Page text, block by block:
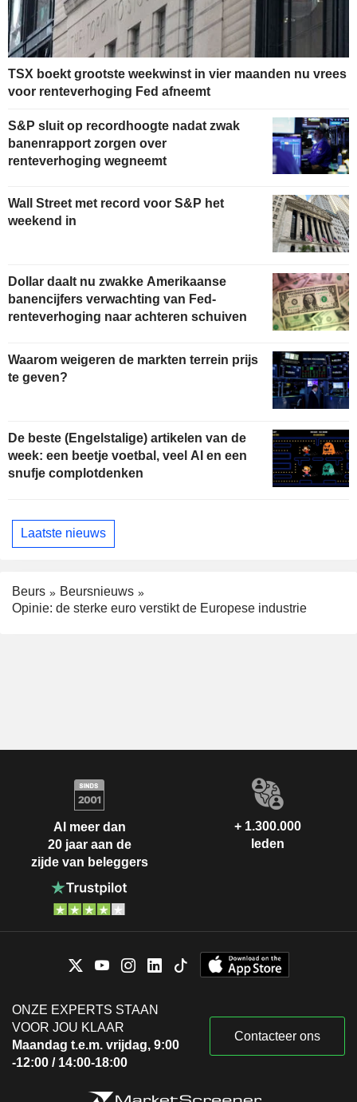
TSX boekt grootste weekwinst in vier maanden nu vrees
voor renteverhoging Fed afneemt
S&P sluit op recordhoogte nadat zwak
banenrapport zorgen over
renteverhoging wegneemt
Wall Street met record voor S&P het
weekend in
Dollar daalt nu zwakke Amerikaanse
banencijfers verwachting van Fed-
renteverhoging naar achteren schuiven
Waarom weigeren de markten terrein prijs
te geven?
De beste (Engelstalige) artikelen van de
week: een beetje voetbal, veel AI en een
snufje complotdenken
Laatste nieuws
Beurs
Beursnieuws
Opinie: de sterke euro verstikt de Europese industrie
Al meer dan
20 jaar aan de
zijde van beleggers
+ 1.300.000
leden
ONZE EXPERTS STAAN
VOOR JOU KLAAR
Maandag t.e.m. vrijdag, 9:00
-12:00 / 14:00-18:00
Contacteer ons